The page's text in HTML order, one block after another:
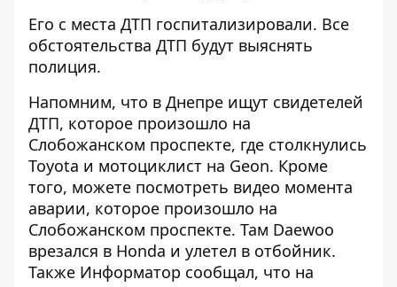
Его с места ДТП госпитализировали. Все
обстоятельства ДТП будут выяснять
полиция.
Напомним, что в Днепре ищут свидетелей
ДТП, которое произошло на
Слобожанском проспекте, где столкнулись
Toyota и мотоциклист на Geon. Кроме
того, можете посмотреть видео момента
аварии, которое произошло на
Слобожанском проспекте. Там Daewoo
врезался в Honda и улетел в отбойник.
Также Информатор сообщал, что на